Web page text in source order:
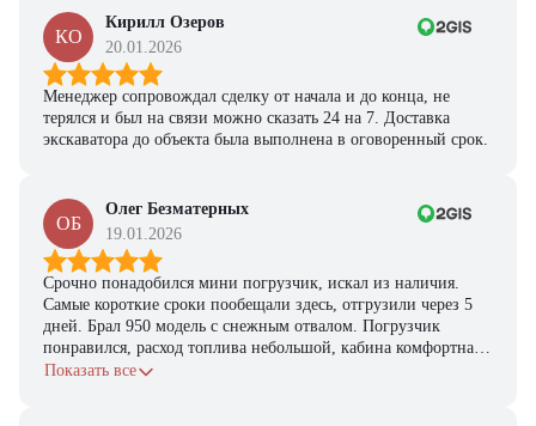
КО
Кирилл Озеров
20.01.2026
Менеджер сопровождал сделку от начала и до конца, не
терялся и был на связи можно сказать 24 на 7. Доставка
экскаватора до объекта была выполнена в оговоренный срок.
ОБ
Олег Безматерных
19.01.2026
Срочно понадобился мини погрузчик, искал из наличия.
Самые короткие сроки пообещали здесь, отгрузили через 5
дней. Брал 950 модель с снежным отвалом. Погрузчик
понравился, расход топлива небольшой, кабина комфортная,
с задачами справляется.
Показать все